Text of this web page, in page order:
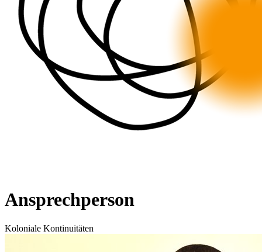
Ansprechperson
Koloniale Kontinuitäten